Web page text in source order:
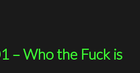
– Who the Fuck is